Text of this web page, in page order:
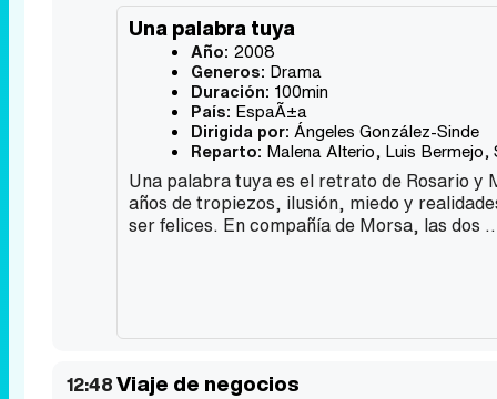
Una palabra tuya
Año: 2008
Generos: Drama
Duración: 100min
País: EspaÃ±a
Dirigida por: Ángeles González-Sinde
Reparto: Malena Alterio, Luis Bermejo,
Una palabra tuya es el retrato de Rosario
años de tropiezos, ilusión, miedo y
ser felices. En compañía de Morsa, las dos
12:48Viaje de negocios